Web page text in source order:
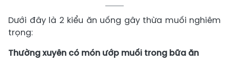
Dưới đây là 2 kiểu ăn uống gây thừa muối nghiêm
trọng:
Thường xuyên có món ướp muối trong bữa ăn